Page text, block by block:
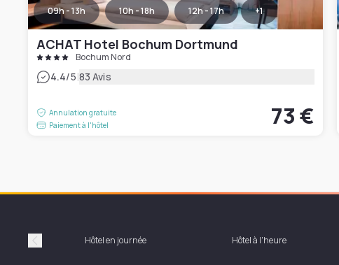
09h - 13h 10h - 18h 12h - 17h +1
ACHAT Hotel Bochum Dortmund
Bochum Nord
4.4/5|83 Avis
Annulation gratuite
Paiement à l'hôtel
73 €
PrécédentHôtel en journée Hôtel à l'heure